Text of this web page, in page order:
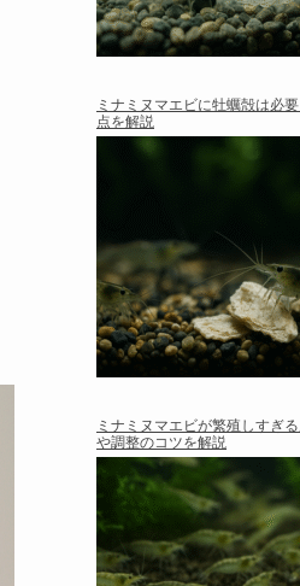
ミナミヌマエビに牡蠣殻は必
点を解説
ミナミヌマエビが繁殖しすぎ
や調整のコツを解説